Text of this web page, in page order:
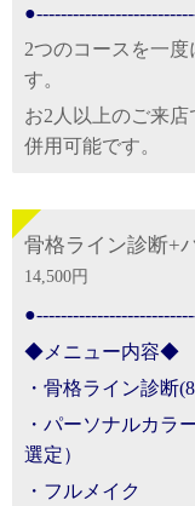
2つのコースを一
す。
お2人以上のご来
併用可能です。
骨格ライン診断+
14,500円
◆メニュー内容◆
・骨格ライン診断
・パーソナルカラ
選定）
・フルメイク